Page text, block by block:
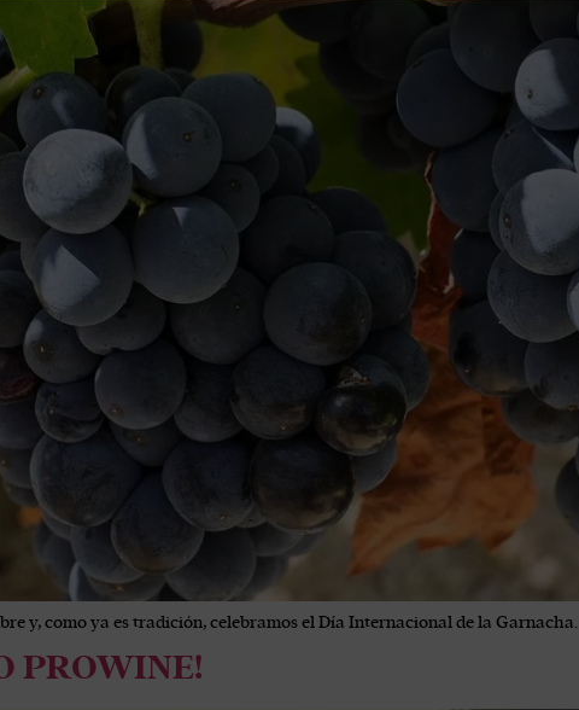
y, como ya es tradición, celebramos el Día Internacional de la Garnacha.
PROWINE!